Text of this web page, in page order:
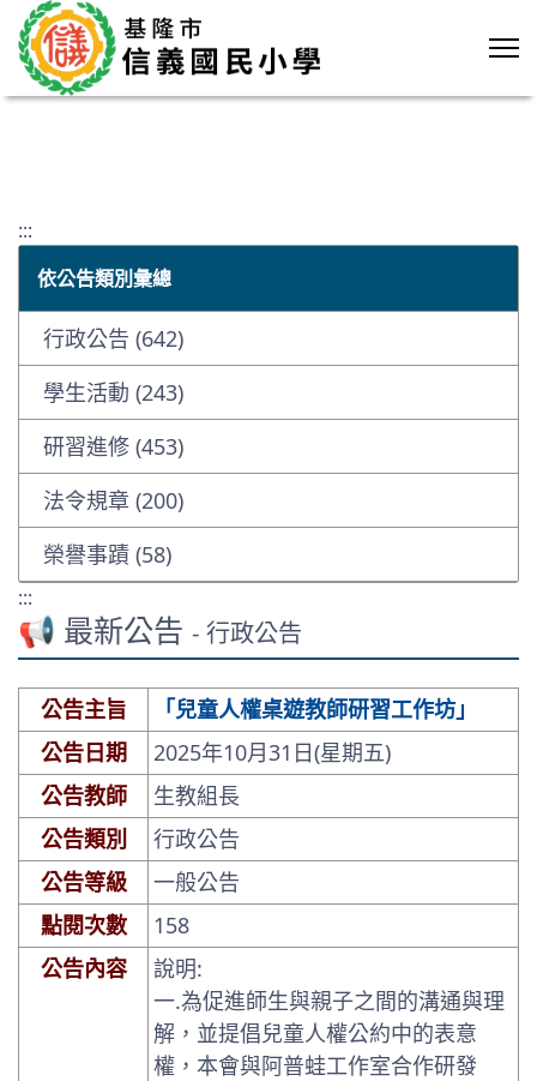
:::
依公告類別彙總
行政公告 (642)
學生活動 (243)
研習進修 (453)
法令規章 (200)
榮譽事蹟 (58)
:::
📢 最新公告 - 行政公告
公告主旨
「兒童人權桌遊教師研習工作坊」
公告日期
2025年10月31日(星期五)
公告教師
生教組長
公告類別
行政公告
公告等級
一般公告
點閱次數
158
公告內容
說明:
一.為促進師生與親子之間的溝通與理
解，並提倡兒童人權公約中的表意
權，本會與阿普蛙工作室合作研發